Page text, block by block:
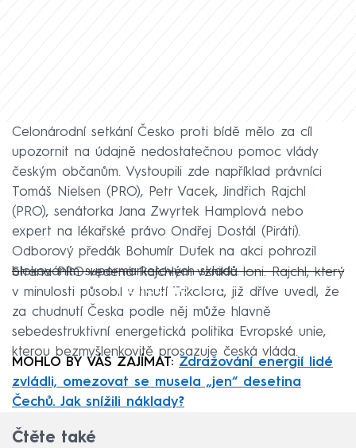
Celonárodní setkání Česko proti bídě mělo za cíl
upozornit na údajně nedostatečnou pomoc vlády
českým občanům. Vystoupili zde například právníci
Tomáš Nielsen (PRO), Petr Vacek, Jindřich Rajchl
(PRO), senátorka Jana Zwyrtek Hamplová nebo
expert na lékařské právo Ondřej Dostál (Piráti).
Odborový předák Bohumír Dufek na akci pohrozil
blokováním supermarketových skladů.
Failed to fetch
Strana PRO vedená Rajchlem vznikla loni. Rajchl, který
v minulosti působil v hnutí Trikolora, již dříve uvedl, že
za chudnutí Česka podle něj může hlavně
sebedestruktivní energetická politika Evropské unie,
kterou bezmyšlenkovitě prosazuje česká vláda.
MOHLO BY VÁS ZAJÍMAT: Zdražování energií lidé
zvládli, omezovat se musela „jen“ desetina
Čechů. Jak snížili náklady?
Čtěte také